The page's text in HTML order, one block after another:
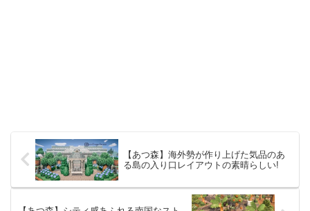
【あつ森】海外勢が作り上げた気品のあ
る島の入り口レイアウトの素晴らしい!